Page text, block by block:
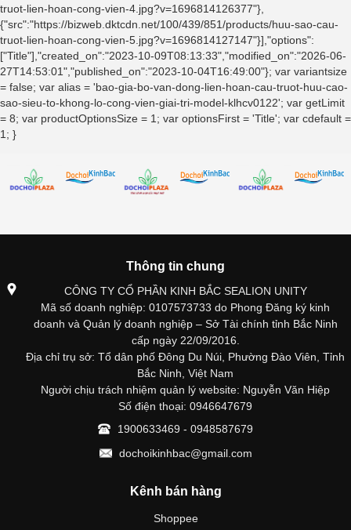
truot-lien-hoan-cong-vien-4.jpg?v=1696814126377"},
{"src":"https://bizweb.dktcdn.net/100/439/851/products/huu-sao-cau-
truot-lien-hoan-cong-vien-5.jpg?v=1696814127147"}],"options":
["Title"],"created_on":"2023-10-09T08:13:33","modified_on":"2026-06-
27T14:53:01","published_on":"2023-10-04T16:49:00"}; var variantsize
= false; var alias = 'bao-gia-bo-van-dong-lien-hoan-cau-truot-huu-cao-
sao-sieu-to-khong-lo-cong-vien-giai-tri-model-klhcv0122'; var getLimit
= 8; var productOptionsSize = 1; var optionsFirst = 'Title'; var cdefault =
1; }
Thông tin chung
CÔNG TY CỔ PHẦN KINH BẮC SEALION UNITY
Mã số doanh nghiệp: 0107573733 do Phong Đăng ký kinh
doanh và Quản lý doanh nghiệp – Sở Tài chính tỉnh Bắc Ninh
cấp ngày 22/09/2016.
Địa chỉ trụ sở: Tổ dân phố Đông Du Núi, Phường Đào Viên, Tỉnh
Bắc Ninh, Việt Nam
Người chịu trách nhiệm quản lý website: Nguyễn Văn Hiệp
Số điện thoại: 0946647679
1900633469 - 0948587679
dochoikinhbac@gmail.com
Kênh bán hàng
Shoppee